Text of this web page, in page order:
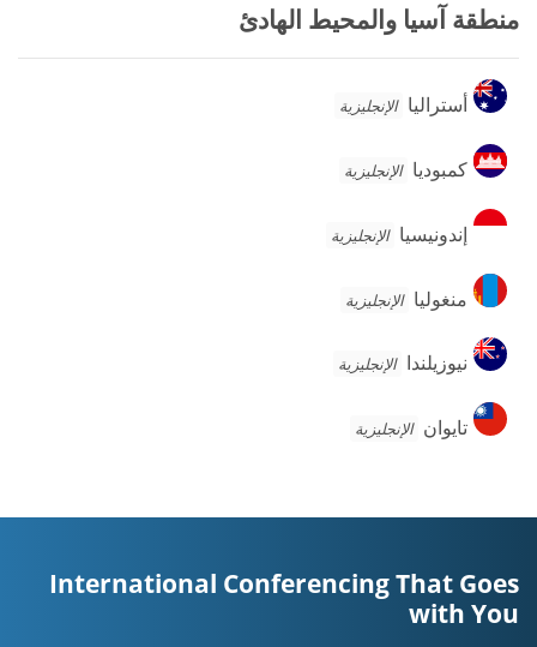
منطقة آسيا والمحيط الهادئ
أستراليا
أستراليا الإنجليزية
كمبوديا
كمبوديا الإنجليزية
إندونيسيا
إندونيسيا الإنجليزية
منغوليا
منغوليا الإنجليزية
نيوزيلندا
نيوزيلندا الإنجليزية
تايوان
تايوان الإنجليزية
International Conferencing That Goes
with You